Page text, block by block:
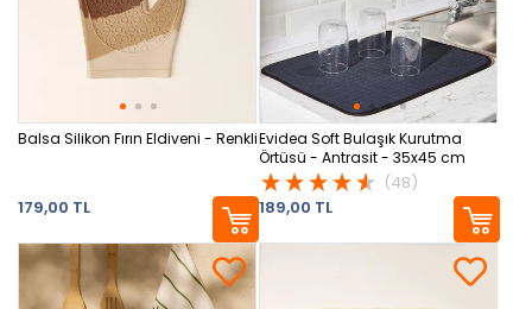
Balsa Silikon Fırın Eldiveni - Renkli
179,00 TL
Evidea Soft Bulaşık Kurutma
Örtüsü - Antrasit - 35x45 cm
(48)
189,00 TL